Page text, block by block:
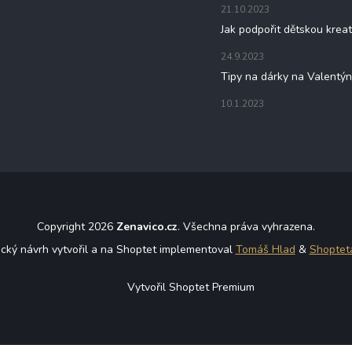
21.10.2023
Jak podpořit dětskou
24.9.2023
Tipy na dárky na
10.1.2023
Copyright 2026 Zenavico.cz. Všechna práva vyhrazena.
návrh vytvořil a na Shoptet implementoval Tomáš Hlad &
Vytvořil Shoptet Premium